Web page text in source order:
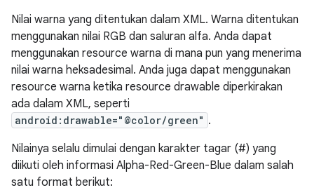
Nilai warna yang ditentukan dalam XML. Warna ditentukan
menggunakan nilai RGB dan saluran alfa. Anda dapat
menggunakan resource warna di mana pun yang menerima
nilai warna heksadesimal. Anda juga dapat menggunakan
resource warna ketika resource drawable diperkirakan
ada dalam XML, seperti
android:drawable="@color/green" .
Nilainya selalu dimulai dengan karakter tagar (#) yang
diikuti oleh informasi Alpha-Red-Green-Blue dalam salah
satu format berikut: